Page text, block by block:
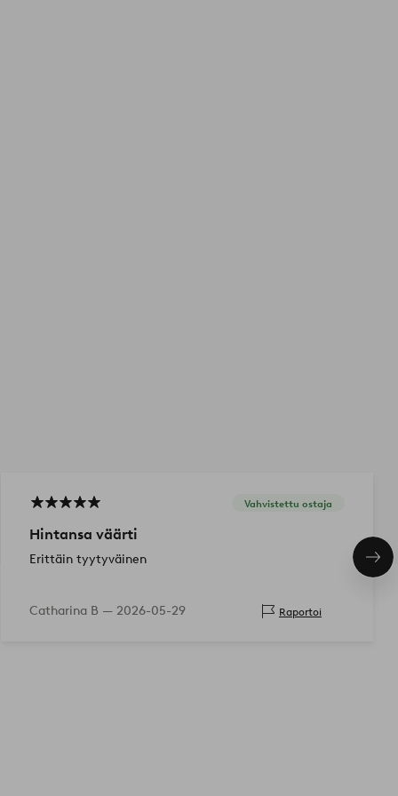
Vahvistettu ostaja
Hintansa väärti
Erittäin tyytyväinen
Catharina B — 2026-05-29 Raportoi